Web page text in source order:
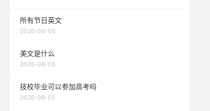
所有节日英文
2026-08-05
美文是什么
2026-08-05
技校毕业可以参加高考吗
2026-08-05